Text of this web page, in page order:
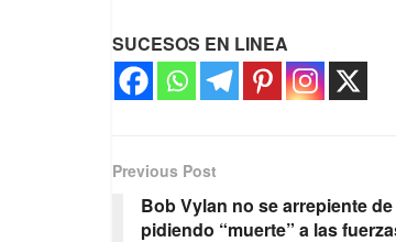
SUCESOS EN LINEA
Previous Post
Bob Vylan no se arrepiente
pidiendo “muerte” a las